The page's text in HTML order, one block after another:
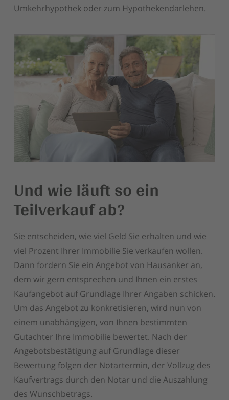
Umkehrhypothek oder zum Hypothekendarlehen.
Und wie läuft so ein
Teilverkauf ab?
Sie entscheiden, wie viel Geld Sie erhalten und wie
viel Prozent Ihrer Immobilie Sie verkaufen wollen.
Dann fordern Sie ein Angebot von Hausanker an,
dem wir gern entsprechen und Ihnen ein erstes
Kaufangebot auf Grundlage Ihrer Angaben schicken.
Um das Angebot zu konkretisieren, wird nun von
einem unabhängigen, von Ihnen bestimmten
Gutachter Ihre Immobilie bewertet. Nach der
Angebotsbestätigung auf Grundlage dieser
Bewertung folgen der Notartermin, der Vollzug des
Kaufvertrags durch den Notar und die Auszahlung
des Wunschbetrags.